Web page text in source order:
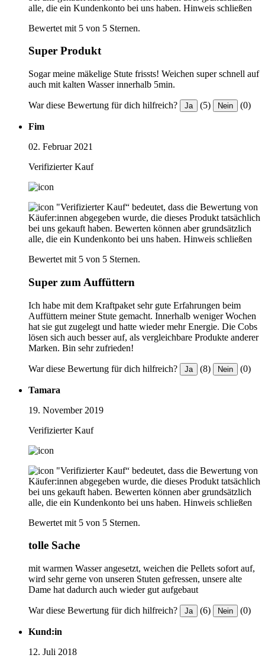
alle, die ein Kundenkonto bei uns haben. Hinweis schließen
Bewertet mit 5 von 5 Sternen.
Super Produkt
Sogar meine mäkelige Stute frissts! Weichen super schnell auf
auch mit kalten Wasser innerhalb 5min.
War diese Bewertung für dich hilfreich? Ja (5) Nein (0)
Fim
02. Februar 2021
Verifizierter Kauf
"Verifizierter Kauf“ bedeutet, dass die Bewertung von
Käufer:innen abgegeben wurde, die dieses Produkt tatsächlich
bei uns gekauft haben. Bewerten können aber grundsätzlich
alle, die ein Kundenkonto bei uns haben. Hinweis schließen
Bewertet mit 5 von 5 Sternen.
Super zum Auffüttern
Ich habe mit dem Kraftpaket sehr gute Erfahrungen beim
Auffüttern meiner Stute gemacht. Innerhalb weniger Wochen
hat sie gut zugelegt und hatte wieder mehr Energie. Die Cobs
lösen sich auch besser auf, als vergleichbare Produkte anderer
Marken. Bin sehr zufrieden!
War diese Bewertung für dich hilfreich? Ja (8) Nein (0)
Tamara
19. November 2019
Verifizierter Kauf
"Verifizierter Kauf“ bedeutet, dass die Bewertung von
Käufer:innen abgegeben wurde, die dieses Produkt tatsächlich
bei uns gekauft haben. Bewerten können aber grundsätzlich
alle, die ein Kundenkonto bei uns haben. Hinweis schließen
Bewertet mit 5 von 5 Sternen.
tolle Sache
mit warmen Wasser angesetzt, weichen die Pellets sofort auf,
wird sehr gerne von unseren Stuten gefressen, unsere alte
Dame hat dadurch auch wieder gut aufgebaut
War diese Bewertung für dich hilfreich? Ja (6) Nein (0)
Kund:in
12. Juli 2018